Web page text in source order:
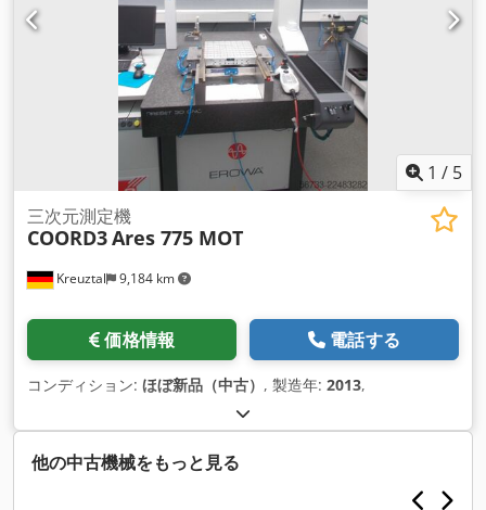
1 / 5
Kreuztal 9,184 km
三次元測定機
COORD3Ares 775 MOT
価格情報 電話する
コンディション: ほぼ新品（中古） , 製造年: 2013,
他の中古機械をもっと見る